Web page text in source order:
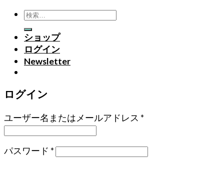
検
索
対
象:
ショップ
ログイン
Newsletter
ログイン
ユーザー名またはメールアドレス *
パスワード *